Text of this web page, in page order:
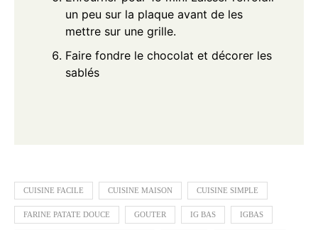
un peu sur la plaque avant de les
mettre sur une grille.
Faire fondre le chocolat et décorer les
sablés
CUISINE FACILE CUISINE MAISON CUISINE SIMPLE
FARINE PATATE DOUCE GOUTER IG BAS IGBAS